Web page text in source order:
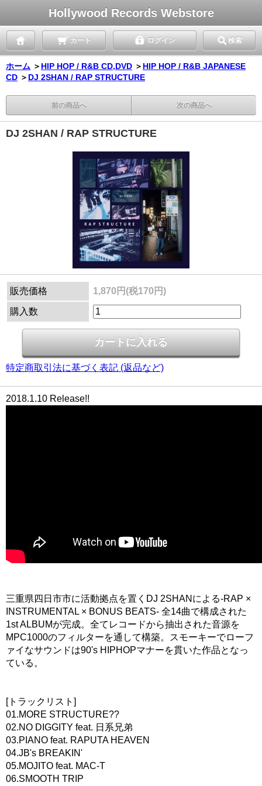
Hollywood Records Webstore
カート ログイン 検索
ホーム ＞ HIP HOP / R&B CD,DVD ＞ HIP HOP / R&B JAPANESE
CD ＞ DJ 2SHAN / RAP STRUCTURE
前の商品へ 次の商品へ
DJ 2SHAN / RAP STRUCTURE
販売価格 1,870円(税170円)
購入数
特定商取引法に基づく表記 (返品など)
2018.1.10 Release!!
三重県四日市市に活動拠点を置くDJ 2SHANによる-RAP ×
INSTRUMENTAL × BONUS BEATS- 全14曲で構成された
1st ALBUMが完成。全てレコードから抽出された音源を
MPC1000のフィルターを通して構築。スモーキーでローフ
ァイなサウンドは90's HIPHOPマナーを貫いた作品となっ
ている。
[トラックリスト]
01.MORE STRUCTURE??
02.NO DIGGITY feat. 日系兄弟
03.PIANO feat. RAPUTA HEAVEN
04.JB's BREAKIN'
05.MOJITO feat. MAC-T
06.SMOOTH TRIP